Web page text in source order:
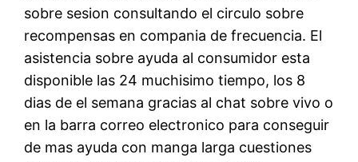
sobre sesion consultando el circulo sobre
recompensas en compania de frecuencia. El
asistencia sobre ayuda al consumidor esta
disponible las 24 muchisimo tiempo, los 8
dias de el semana gracias al chat sobre vivo o
en la barra correo electronico para conseguir
de mas ayuda con manga larga cuestiones